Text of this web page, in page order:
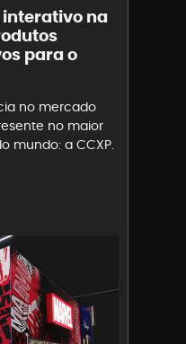
na
para o
no mercado
no maior
mundo: a CCXP.